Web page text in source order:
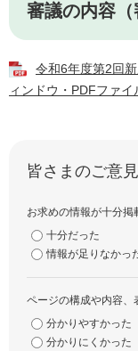
審議の内容（
令和6年度第2回
ィンドウ・PDFファイ
皆さまのご意
お求めの情報が十分掲
十分だった
情報が足りなかっ
ページの構成や内容、
分かりやすかった
分かりにくかった